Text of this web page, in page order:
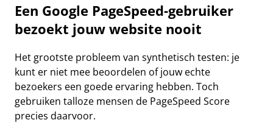
Een Google PageSpeed-gebruiker
bezoekt jouw website nooit
Het grootste probleem van synthetisch testen: je
kunt er niet mee beoordelen of jouw echte
bezoekers een goede ervaring hebben. Toch
gebruiken talloze mensen de PageSpeed Score
precies daarvoor.